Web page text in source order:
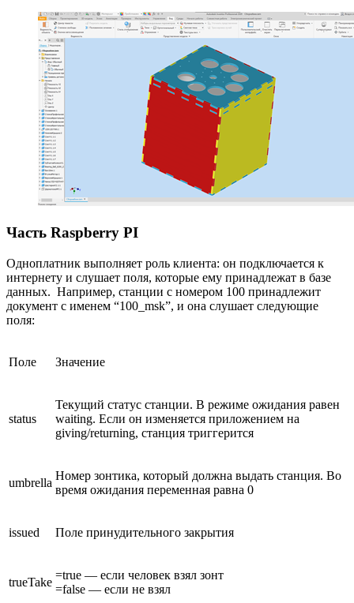
Часть Raspberry PI
Одноплатник выполняет роль клиента: он подключается к
интернету и слушает поля, которые ему принадлежат в базе
данных. Например, станции с номером 100 принадлежит
документ с именем “100_msk”, и она слушает следующие
поля:
Поле Значение
status
Текущий статус станции. В режиме ожидания равен
waiting. Если он изменяется приложением на
giving/returning, станция триггерится
umbrella
Номер зонтика, который должна выдать станция. Во
время ожидания переменная равна 0
issued Поле принудительного закрытия
trueTake
=true — если человек взял зонт
=false — если не взял